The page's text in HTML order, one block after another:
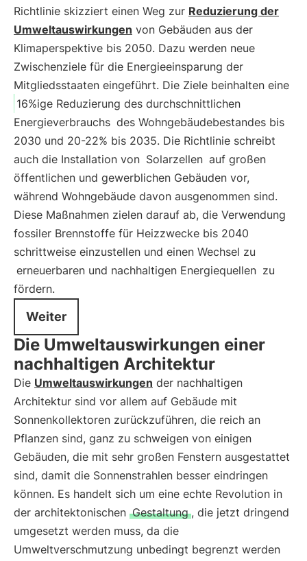
Richtlinie skizziert einen Weg zur Reduzierung der
Umweltauswirkungen von Gebäuden aus der
Klimaperspektive bis 2050. Dazu werden neue
Zwischenziele für die Energieeinsparung der
Mitgliedsstaaten eingeführt. Die Ziele beinhalten eine
16%ige Reduzierung des durchschnittlichen
Energieverbrauchs des Wohngebäudebestandes bis
2030 und 20-22% bis 2035. Die Richtlinie schreibt
auch die Installation von Solarzellen auf großen
öffentlichen und gewerblichen Gebäuden vor,
während Wohngebäude davon ausgenommen sind.
Diese Maßnahmen zielen darauf ab, die Verwendung
fossiler Brennstoffe für Heizzwecke bis 2040
schrittweise einzustellen und einen Wechsel zu
erneuerbaren und nachhaltigen Energiequellen zu
fördern.
Weiter
Die Umweltauswirkungen einer
nachhaltigen Architektur
Die Umweltauswirkungen der nachhaltigen
Architektur sind vor allem auf Gebäude mit
Sonnenkollektoren zurückzuführen, die reich an
Pflanzen sind, ganz zu schweigen von einigen
Gebäuden, die mit sehr großen Fenstern ausgestattet
sind, damit die Sonnenstrahlen besser eindringen
können. Es handelt sich um eine echte Revolution in
der architektonischen Gestaltung , die jetzt dringend
umgesetzt werden muss, da die
Umweltverschmutzung unbedingt begrenzt werden